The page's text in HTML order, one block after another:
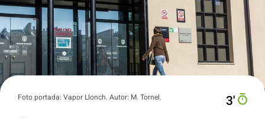
Foto portada: Vapor Llonch. Autor: M. Tornel. 3′